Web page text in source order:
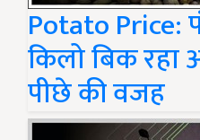
Potato Price:
किलो बिक
पीछे की वजह